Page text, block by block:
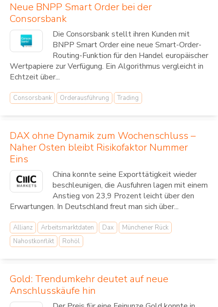
Neue BNPP Smart Order bei der
Consorsbank
Die Consorsbank stellt ihren Kunden mit
BNPP Smart Order eine neue Smart-Order-
Routing-Funktion für den Handel europäischer
Wertpapiere zur Verfügung. Ein Algorithmus vergleicht in
Echtzeit über...
Consorsbank Orderausführung Trading
DAX ohne Dynamik zum Wochenschluss –
Naher Osten bleibt Risikofaktor Nummer
Eins
China konnte seine Exporttätigkeit wieder
beschleunigen, die Ausfuhren lagen mit einem
Anstieg von 23,9 Prozent leicht über den
Erwartungen. In Deutschland freut man sich über...
Allianz Arbeitsmarktdaten Dax
Münchener Rück
Nahostkonflikt
Rohöl
Gold: Trendumkehr deutet auf neue
Anschlusskäufe hin